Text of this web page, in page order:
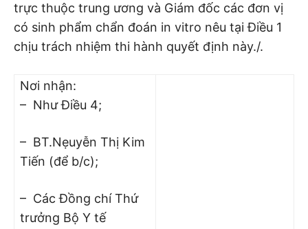
trực thuộc trung ương và Giám đốc các đơn vị
có sinh phẩm chẩn đoán in vitro nêu tại Điều 1
chịu trách nhiệm thi hành quyết định này./.
Nơi nhận:
– Như Điều 4;
– BT.Nẹuyễn Thị Kim
Tiến (để b/c);
– Các Đồng chí Thứ
trưởng Bộ Y tế